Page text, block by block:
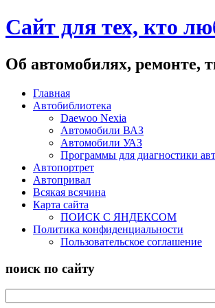
Сайт для тех, кто
Об автомобилях, ремонте,
Главная
Автобиблиотека
Daewoo Nexia
Автомобили ВАЗ
Автомобили УАЗ
Программы для диагностики
Автопортрет
Автопривал
Всякая всячина
Карта сайта
ПОИСК С ЯНДЕКСОМ
Политика конфиденциальности
Пользовательское соглашение
поиск по сайту